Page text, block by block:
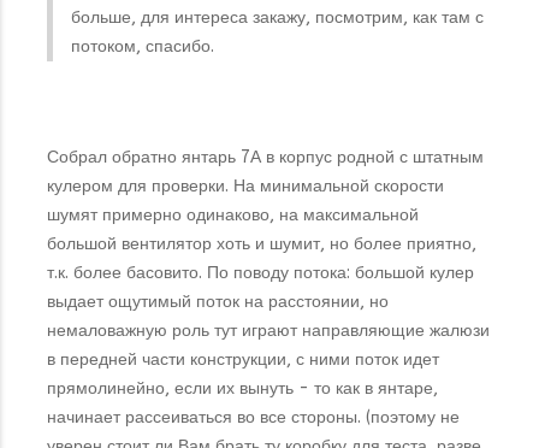
больше, для интереса закажу, посмотрим, как там с
потоком, спасибо.
Собрал обратно янтарь 7А в корпус родной с штатным
кулером для проверки. На минимальной скорости
шумят примерно одинаково, на максимальной
большой вентилятор хоть и шумит, но более приятно,
т.к. более басовито. По поводу потока: большой кулер
выдает ощутимый поток на расстоянии, но
немаловажную роль тут играют направляющие жалюзи
в передней части конструкции, с ними поток идет
прямолинейно, если их вынуть - то как в янтаре,
начинает рассеиваться во все стороны. (поэтому не